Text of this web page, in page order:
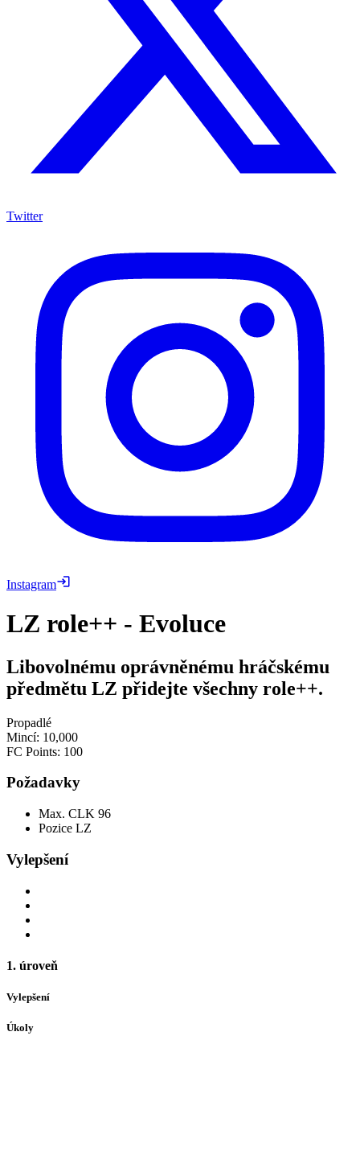
Twitter
Instagram
LZ role++ - Evoluce
Libovolnému oprávněnému hráčskému
předmětu LZ přidejte všechny role++.
Propadlé
Mincí: 10,000
FC Points: 100
Požadavky
Max. CLK 96
Pozice LZ
Vylepšení
1. úroveň
Vylepšení
Úkoly